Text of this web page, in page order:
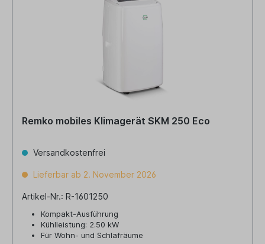
Remko mobiles Klimagerät SKM 250 Eco
Versandkostenfrei
Lieferbar ab 2. November 2026
Artikel-Nr.: R-1601250
Kompakt-Ausführung
Kühlleistung: 2.50 kW
Für Wohn- und Schlafräume